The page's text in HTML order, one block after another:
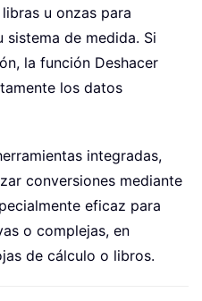
u onzas para
sistema de medida. Si
la función Deshacer
los datos
integradas,
conversiones mediante
eficaz para
o complejas, en
de cálculo o libros.